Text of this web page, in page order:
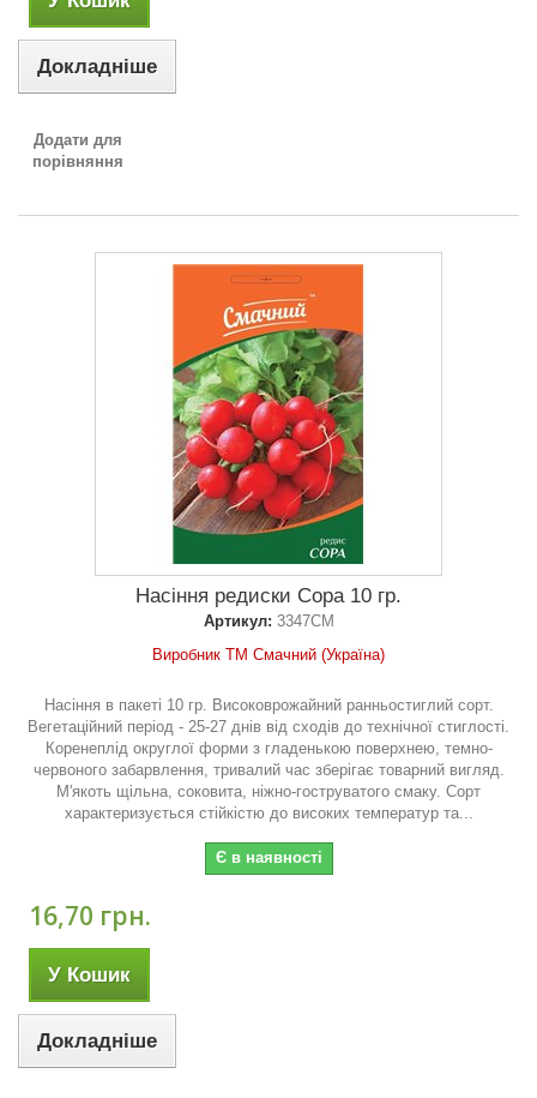
Докладніше
Додати для
порівняння
Насіння редиски Сора 10 гр.
Артикул: 3347СМ
Виробник ТМ Смачний (Україна)
Насіння в пакеті 10 гр. Високоврожайний ранньостиглий сорт.
Вегетаційний період - 25-27 днів від сходів до технічної стиглості.
Коренеплід округлої форми з гладенькою поверхнею, темно-
червоного забарвлення, тривалий час зберігає товарний вигляд.
М'якоть щільна, соковита, ніжно-гоструватого смаку. Сорт
характеризується стійкістю до високих температур та...
Є в наявності
16,70 грн.
У Кошик
Докладніше